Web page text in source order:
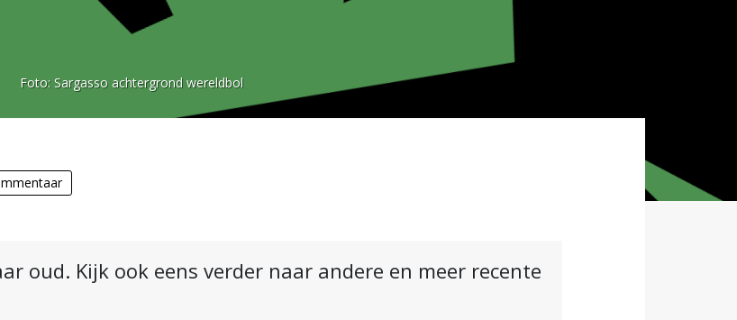
Foto: Sargasso achtergrond wereldbol
oud. Kijk ook eens verder naar andere en meer recente